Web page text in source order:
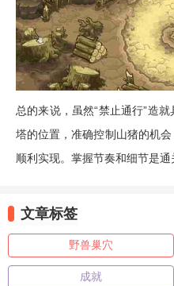
总的来说，虽然“禁止通行”造
塔的位置，准确控制山猪的机
顺利实现。掌握节奏和细节是通
文章标签
野兽巢穴
成就